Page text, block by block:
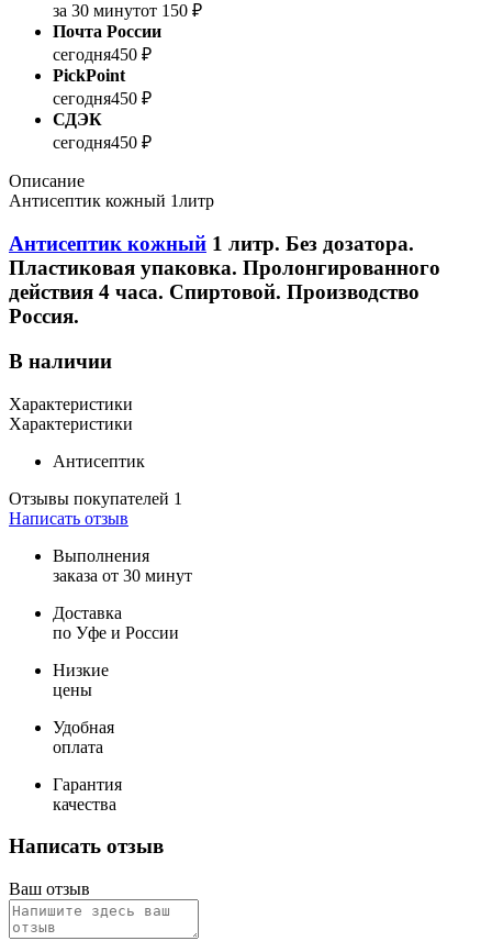
за 30 минутот 150 ₽
Почта России
сегодня450 ₽
PickPoint
сегодня450 ₽
СДЭК
сегодня450 ₽
Описание
Антисептик кожный 1литр
Антисептик кожный 1 литр. Без дозатора.
Пластиковая упаковка. Пролонгированного
действия 4 часа. Спиртовой. Производство
Россия.
В наличии
Характеристики
Характеристики
Антисептик
Отзывы покупателей 1
Написать отзыв
Выполнения
заказа от 30 минут
Доставка
по Уфе и России
Низкие
цены
Удобная
оплата
Гарантия
качества
Написать отзыв
Ваш отзыв